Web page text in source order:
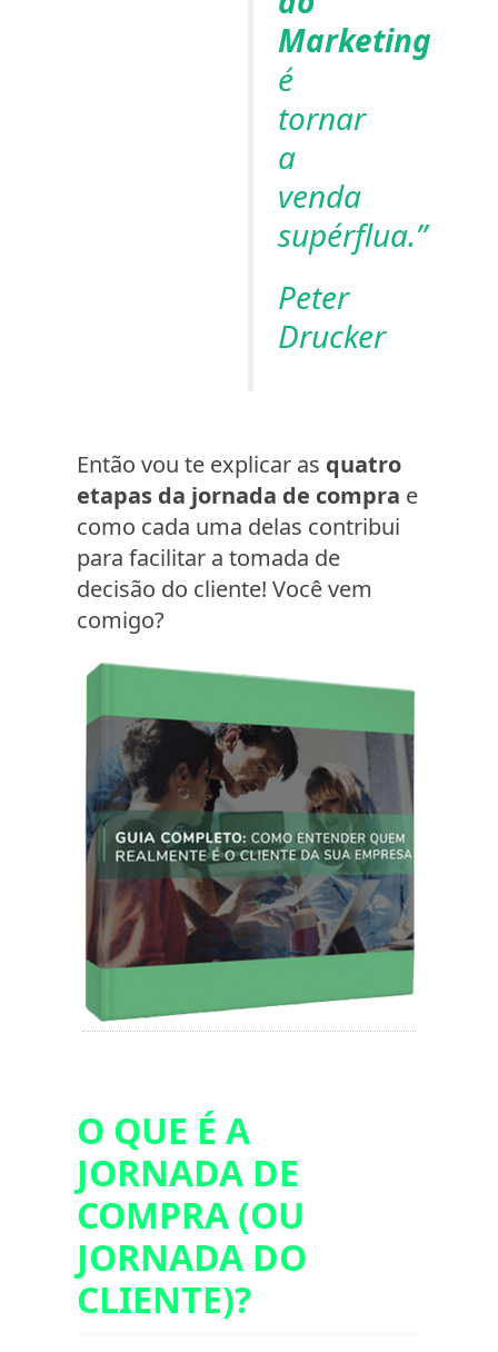
Marketing
é
tornar
a
venda
supérflua.”
Peter
Drucker
Então vou te explicar as quatro
etapas da jornada de compra e
como cada uma delas contribui
para facilitar a tomada de
decisão do cliente! Você vem
comigo?
O QUE É A
JORNADA DE
COMPRA (OU
JORNADA DO
CLIENTE)?